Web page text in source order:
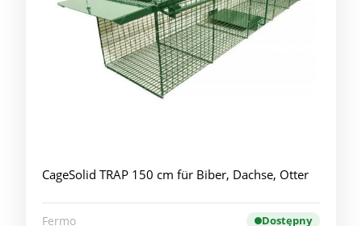
CageSolid TRAP 150 cm für Biber, Dachse, Otter
Fermo Dostępny